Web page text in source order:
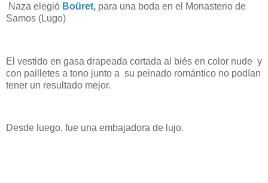
Naza elegió Boüret, para una boda en el Monasterio de
Samos (Lugo)
El vestido en gasa drapeada cortada al biés en color nude y
con pailletes a tono junto a su peinado romántico no podían
tener un resultado mejor.
Desde luego, fue una embajadora de lujo.